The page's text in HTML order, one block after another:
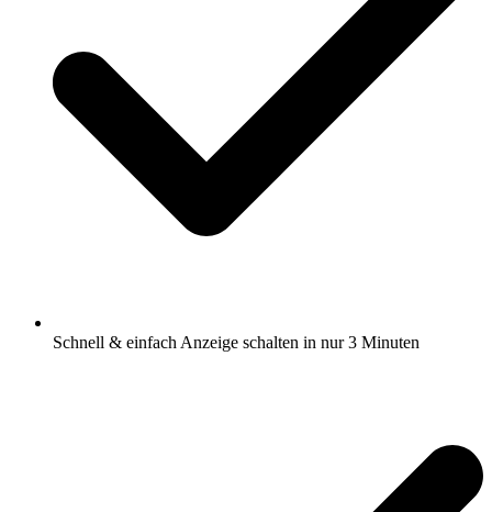
Schnell & einfach Anzeige schalten in nur 3 Minuten